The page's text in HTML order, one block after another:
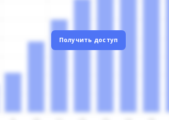
Получить доступ